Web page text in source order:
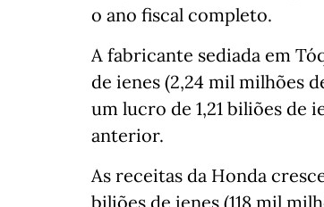
o ano fiscal completo.
A fabricante sediada em
de ienes (2,24 mil milhões
um lucro de 1,21 biliões de
anterior.
As receitas da Honda
biliões de ienes (118 mil